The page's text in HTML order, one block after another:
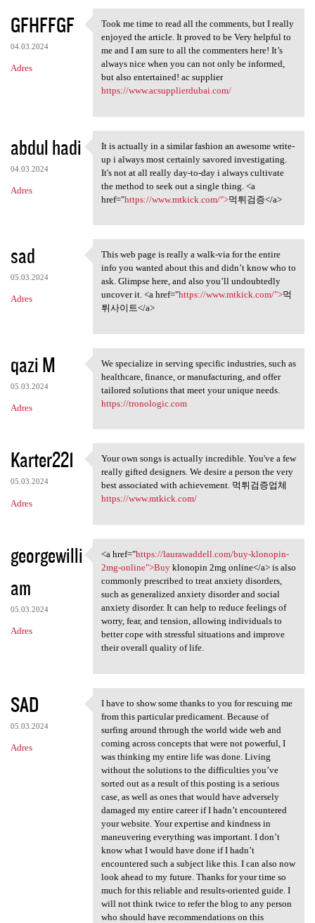
GFHFFGF
04.03.2024
Adres
Took me time to read all the
Took me time to read all the comments, but I really
enjoyed the article. It proved to be Very helpful to
me and I am sure to all the commenters here! It’s
always nice when you can not only be informed,
but also entertained! ac supplier
https://www.acsupplierdubai.com/
abdul hadi
04.03.2024
Adres
It is actually in a similar
It is actually in a similar fashion an awesome write-
up i always most certainly savored investigating.
It's not at all really day-to-day i always cultivate
the method to seek out a single thing. <a
href="https://www.mtkick.com/">먹튀검증</a>
sad
05.03.2024
Adres
This web page is really a
This web page is really a walk-via for the entire
info you wanted about this and didn’t know who to
ask. Glimpse here, and also you’ll undoubtedly
uncover it. <a href="https://www.mtkick.com/">먹
튀사이트</a>
qazi M
05.03.2024
Adres
We specialize in serving
We specialize in serving specific industries, such as
healthcare, finance, or manufacturing, and offer
tailored solutions that meet your unique needs.
https://tronologic.com
Karter221
05.03.2024
Adres
Your own songs is actually
Your own songs is actually incredible. You've a few
really gifted designers. We desire a person the very
best associated with achievement. 먹튀검증업체
https://www.mtkick.com/
georgewilli
am
05.03.2024
Adres
<a href="https://laurawaddell
<a href="https://laurawaddell.com/buy-klonopin-
2mg-online">Buyklonopin 2mg online</a> is also
commonly prescribed to treat anxiety disorders,
such as generalized anxiety disorder and social
anxiety disorder. It can help to reduce feelings of
worry, fear, and tension, allowing individuals to
better cope with stressful situations and improve
their overall quality of life.
SAD
05.03.2024
Adres
I have to show some thanks to
I have to show some thanks to you for rescuing me
from this particular predicament. Because of
surfing around through the world wide web and
coming across concepts that were not powerful, I
was thinking my entire life was done. Living
without the solutions to the difficulties you’ve
sorted out as a result of this posting is a serious
case, as well as ones that would have adversely
damaged my entire career if I hadn’t encountered
your website. Your expertise and kindness in
maneuvering everything was important. I don’t
know what I would have done if I hadn’t
encountered such a subject like this. I can also now
look ahead to my future. Thanks for your time so
much for this reliable and results-oriented guide. I
will not think twice to refer the blog to any person
who should have recommendations on this